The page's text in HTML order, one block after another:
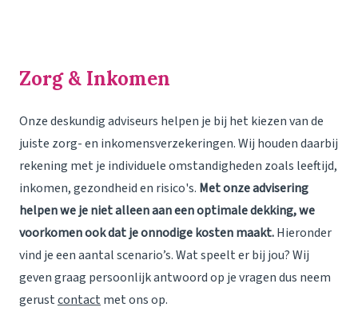
Zorg & Inkomen
Onze deskundig adviseurs helpen je bij het kiezen van de
juiste zorg- en inkomensverzekeringen. Wij houden daarbij
rekening met je individuele omstandigheden zoals leeftijd,
inkomen, gezondheid en risico's. Met onze advisering
helpen we je niet alleen aan een optimale dekking, we
voorkomen ook dat je onnodige kosten maakt.Hieronder
vind je een aantal scenario’s. Wat speelt er bij jou? Wij
geven graag persoonlijk antwoord op je vragen dus neem
gerustcontact met ons op.